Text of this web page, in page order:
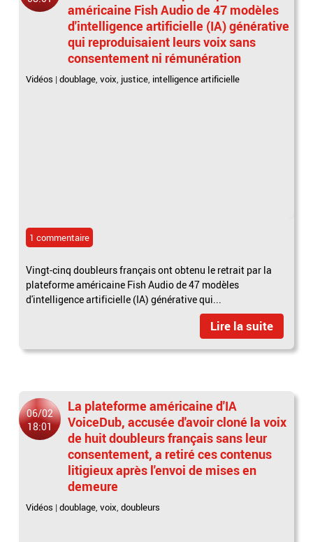
américaine Fish Audio de 47 modèles
d'intelligence artificielle (IA) générative
qui reproduisaient leurs voix sans
consentement ni rémunération
Vidéos |doublage,voix, justice, intelligence artificielle
1 commentaire
Vingt-cinq doubleurs français ont obtenu le retrait par la
plateforme américaine Fish Audio de 47 modèles
d'intelligence artificielle (IA) générative qui...
Lire la suite
06/02
18:01
La plateforme américaine d'IA
VoiceDub, accusée d'avoir cloné la voix
de huit doubleurs français sans leur
consentement, a retiré ces contenus
litigieux après l'envoi de mises en
demeure
Vidéos |doublage,voix,doubleurs